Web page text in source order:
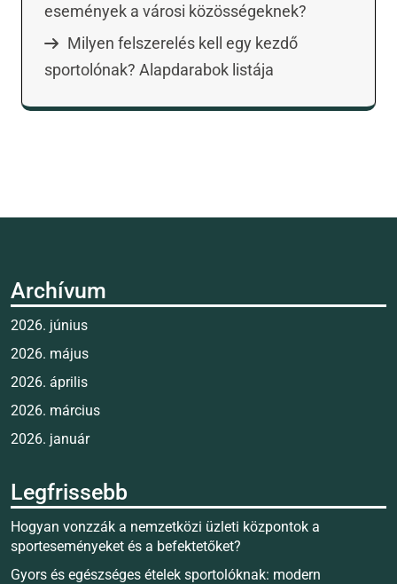
események a városi közösségeknek?
Milyen felszerelés kell egy kezdő
sportolónak? Alapdarabok listája
Archívum
2026. június
2026. május
2026. április
2026. március
2026. január
Legfrissebb
Hogyan vonzzák a nemzetközi üzleti központok a
sporteseményeket és a befektetőket?
Gyors és egészséges ételek sportolóknak: modern